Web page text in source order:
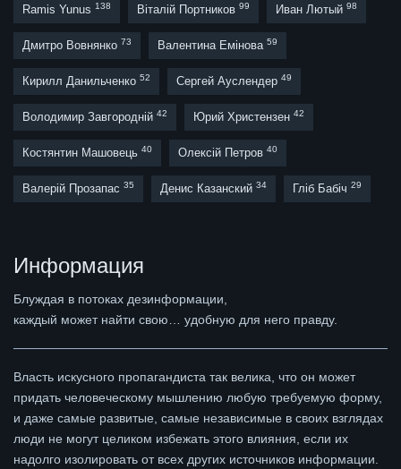
Ramis Yunus 138 Віталій Портников 99 Иван Лютый 98
Дмитро Вовнянко 73 Валентина Емінова 59
Кирилл Данильченко 52 Сергей Ауслендер 49
Володимир Завгородній 42 Юрий Христензен 42
Костянтин Машовець 40 Олексій Петров 40
Валерій Прозапас 35 Денис Казанский 34 Гліб Бабіч 29
Информация
Блуждая в потоках дезинформации,
каждый может найти свою… удобную для него правду.
Власть искусного пропагандиста так велика, что он может
придать человеческому мышлению любую требуемую форму,
и даже самые развитые, самые независимые в своих взглядах
люди не могут целиком избежать этого влияния, если их
надолго изолировать от всех других источников информации.